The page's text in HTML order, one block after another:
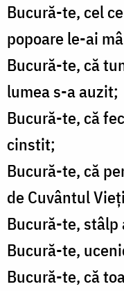
Bucură-te, cel
popoare le-ai
Bucură-te, că
lumea s-a auzit;
Bucură-te, că
cinstit;
Bucură-te, că
de Cuvântul
Bucură-te,
Bucură-te,
Bucură-te, că